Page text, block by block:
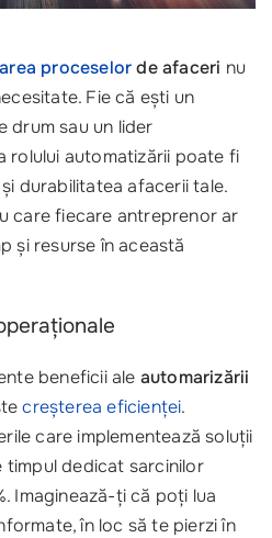
proceselorde afaceri nu
Fie că ești un
drum sau un lider
rolului automatizării poate fi
durabilitatea afacerii tale.
care fiecare antreprenor ar
și resurse în această
beneficii ale automarizării
creșterea eficienței.
care implementează soluții
dedicat sarcinilor
Imaginează-ți că poți lua
în loc să te pierzi în